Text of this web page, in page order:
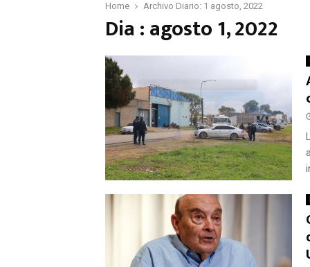
Home Archivo Diario: 1 agosto, 2022
Dia : agosto 1, 2022